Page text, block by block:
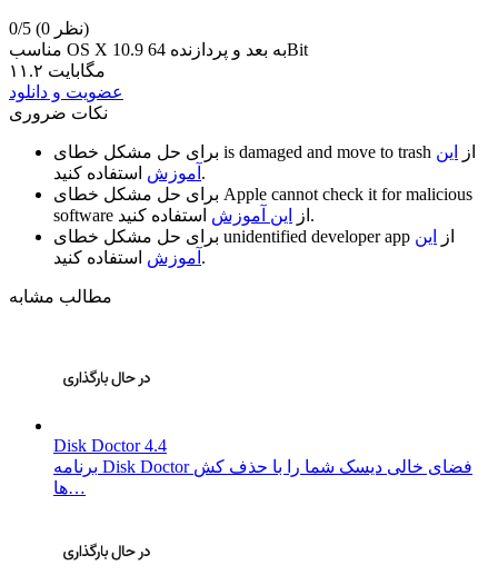
0/5
(0 نظر)
مناسب OS X 10.9 به بعد و پردازنده 64Bit
۱۱.۲ مگابایت
عضویت و دانلود
نکات ضروری
is damaged and move to trash از
این
آموزش استفاده کنید.
Apple cannot check it for malicious
software
از این آموزش
استفاده کنید.
unidentified developer app از
این
آموزش استفاده کنید.
مطالب مشابه
Disk Doctor 4.4
برنامه Disk Doctor فضای خالی دیسک شما را با حذف کش
ها…